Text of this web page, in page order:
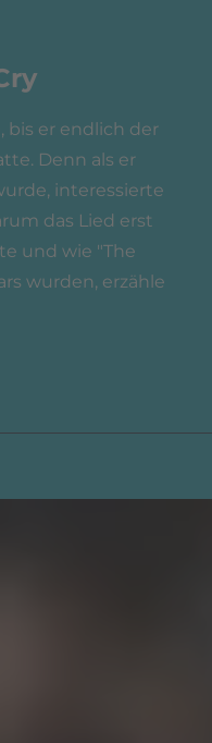
bis er endlich der
Denn als er
interessierte
das Lied erst
und wie "The
wurden, erzähle